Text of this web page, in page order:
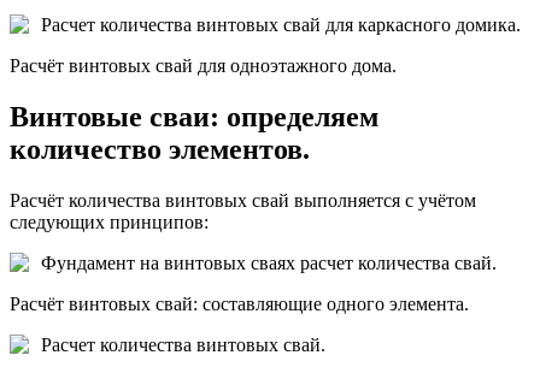
Расчет количества винтовых свай для каркасного домика.
Расчёт винтовых свай для одноэтажного дома.
Винтовые сваи: определяем
количество элементов.
Расчёт количества винтовых свай выполняется с учётом
следующих принципов:
Фундамент на винтовых сваях расчет количества свай.
Расчёт винтовых свай: составляющие одного элемента.
Расчет количества винтовых свай.